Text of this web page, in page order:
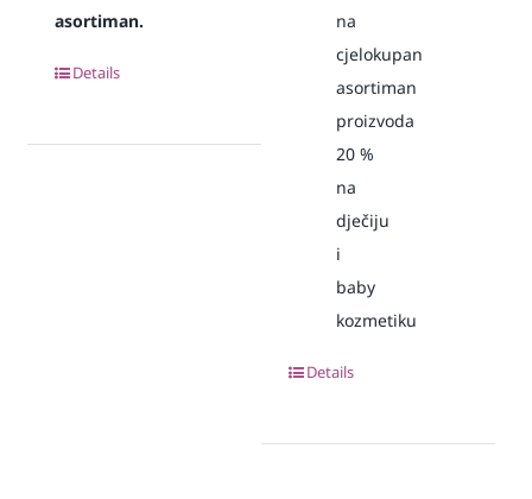
asortiman.
Details
na
cjelokupan
asortiman
proizvoda
20%
na
dječiju
i
baby
kozmetiku
Details